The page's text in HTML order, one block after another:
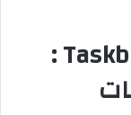
تطبيق Taskbar task switcher :